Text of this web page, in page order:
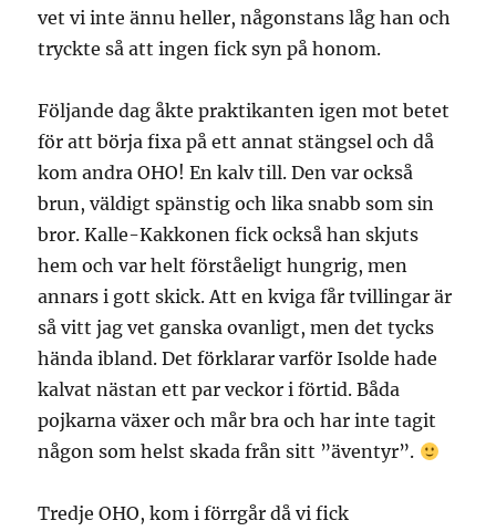
vet vi inte ännu heller, någonstans låg han och
tryckte så att ingen fick syn på honom.
Följande dag åkte praktikanten igen mot betet
för att börja fixa på ett annat stängsel och då
kom andra OHO! En kalv till. Den var också
brun, väldigt spänstig och lika snabb som sin
bror. Kalle-Kakkonen fick också han skjuts
hem och var helt förståeligt hungrig, men
annars i gott skick. Att en kviga får tvillingar är
så vitt jag vet ganska ovanligt, men det tycks
hända ibland. Det förklarar varför Isolde hade
kalvat nästan ett par veckor i förtid. Båda
pojkarna växer och mår bra och har inte tagit
någon som helst skada från sitt ”äventyr”.
Tredje OHO, kom i förrgår då vi fick